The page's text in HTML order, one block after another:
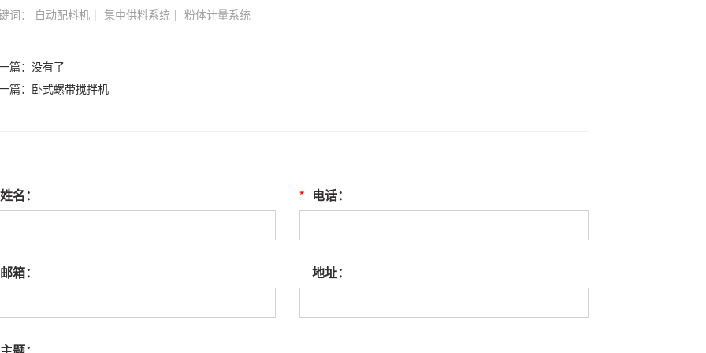
词： 自动配料机 集中供料系统 粉体计量系统
篇：没有了
篇： 卧式螺带搅拌机
姓名： * 电话：
邮箱： 地址：